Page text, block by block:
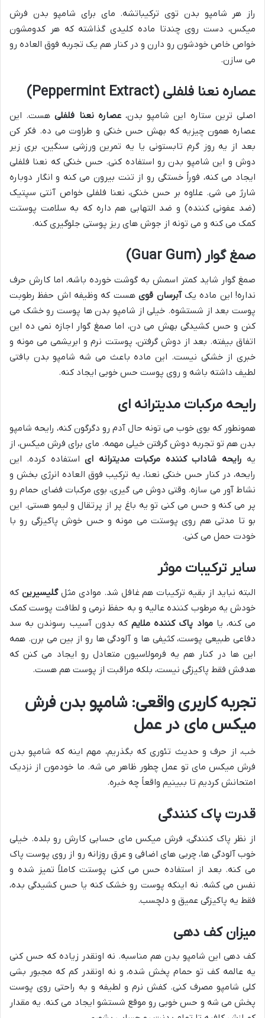
راز هر شامپو بدن توی ترکیباتشه. مای برای شامپو بدن فرش
میکس، دست روی چندتا ماده کلیدی گذاشته که هر کدومشون
خواص خاص خودشون رو دارن و در کنار هم یک تجربه فوق العاده رو
می سازن.
عصاره نعنا فلفلی (Peppermint Extract)
اصلی ترین ستاره این شامپو بدن،عصاره نعنا فلفلیهست. این
عصاره همون چیزیه که بهش حس خنکی و طراوت می ده. فکر کن
بعد از یه روز گرم تابستونی یا یه تمرین ورزشی سنگین، بری زیر
دوش و این شامپو بدن رو استفاده کنی. حس خنکی که نعنا فلفلی
ایجاد می کنه، فوراً خستگی رو از تنت بیرون می کنه و انگار دوباره
شارژ می شی. علاوه بر حس خنکی، نعنا فلفلی خواص آنتی سپتیک
(ضد عفونی کننده) و ضد التهابی هم داره که به سلامت پوستت
کمک می کنه و می تونه از جوش های ریز پوستی جلوگیری کنه.
صمغ گوار (Guar Gum)
صمغ گوار شاید کمتر اسمش به گوشت خورده باشه، اما کارش حرف
نداره! این ماده یکآبرسان قویهست که وظیفه اش حفظ رطوبت
پوست بعد از شستشوه. خیلی از شامپو بدن ها پوست رو خشک می
کنن و حس کشیدگی بهش می دن، اما صمغ گوار اجازه نمی ده این
اتفاق بیفته. بعد از دوش گرفتن، پوستت نرم و ابریشمی می مونه و
خبری از خشکی نیست. این ماده باعث می شه شامپو بدن بافتی
لطیف داشته باشه و روی پوست حس خوبی ایجاد کنه.
رایحه مرکبات مدیترانه ای
همونطور که بوی خوب می تونه حال آدم رو دگرگون کنه، رایحه شامپو
بدن هم تو تجربه دوش گرفتن خیلی مهمه. مای برای فرش میکس، از
یه رایحه شاداب کننده مرکبات مدیترانه ایاستفاده کرده. این
رایحه، در کنار حس خنکی نعنا، یه ترکیب فوق العاده انرژی بخش و
نشاط آور می سازه. وقتی دوش می گیری، بوی مرکبات فضای حمام رو
پر می کنه و حس می کنی تو یه باغ پر از پرتقال و لیمو هستی. این
بو تا مدتی هم روی پوستت می مونه و حس خوش پاکیزگی رو با
خودت حمل می کنی.
سایر ترکیبات موثر
البته نباید از بقیه ترکیبات هم غافل شد. موادی مثلگلیسیرین که
خودش یه مرطوب کننده عالیه و به حفظ نرمی و لطافت پوست کمک
می کنه، یامواد پاک کننده ملایم که بدون آسیب رسوندن به سد
دفاعی طبیعی پوست، کثیفی ها و آلودگی ها رو از بین می برن. همه
این ها در کنار هم یه فرمولاسیون متعادل رو ایجاد می کنن که
هدفش فقط پاکیزگی نیست، بلکه مراقبت از پوست هم هست.
تجربه کاربری واقعی: شامپو بدن فرش
میکس مای در عمل
خب، از حرف و حدیث تئوری که بگذریم، مهم اینه که شامپو بدن
فرش میکس مای تو عمل چطور ظاهر می شه. ما خودمون از نزدیک
امتحانش کردیم تا ببینیم واقعاً چه خبره.
قدرت پاک کنندگی
از نظر پاک کنندگی، فرش میکس مای حسابی کارش رو بلده. خیلی
خوب آلودگی ها، چربی های اضافی و عرق روزانه رو از روی پوست پاک
می کنه. بعد از استفاده حس می کنی پوستت کاملاً تمیز شده و
نفس می کشه. نه اینکه پوست رو خشک کنه یا حس کشیدگی بده،
فقط یه پاکیزگی عمیق و دلچسب.
میزان کف دهی
کف دهی این شامپو بدن هم مناسبه. نه اونقدر زیاده که حس کنی
یه عالمه کف تو حمام پخش شده، و نه اونقدر کم که مجبور بشی
کلی شامپو مصرف کنی. کفش نرم و لطیفه و به راحتی روی پوست
پخش می شه و حس خوبی رو موقع شستشو ایجاد می کنه. یه مقدار